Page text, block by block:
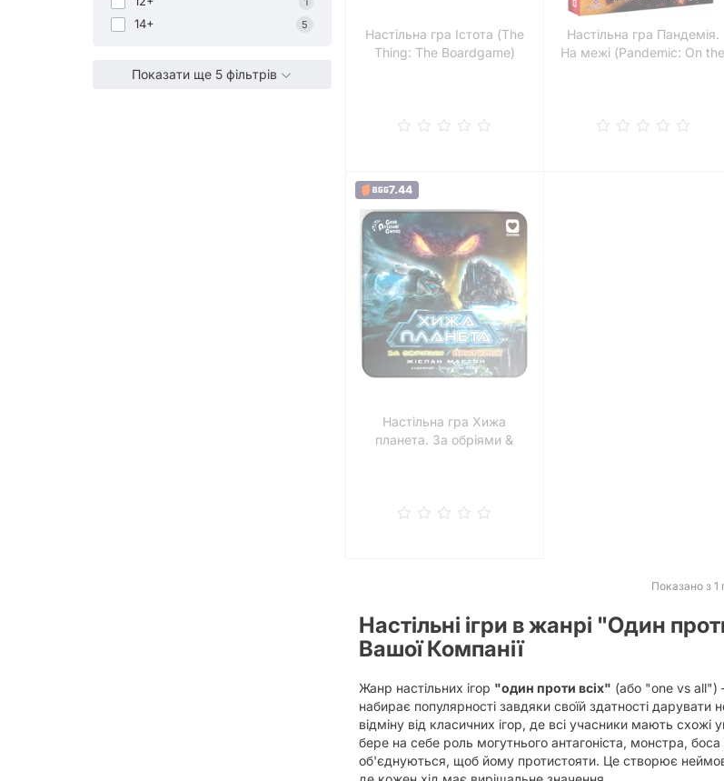
14+ 5
Показати ще 5 фільтрів
Настільна гра Істота (The
Thing: The Boardgame)
Настільна гра Пандемія.
На межі (Pandemic: On the
7.44
Настільна гра Хижа
планета. За обріями &
Показано з 1
Настільні ігри в жанрі "Один
Вашої Компанії
Жанр настільних ігор "один проти всіх" (або "one vs all")
набирає популярності завдяки своїй здатності дарувати
відміну від класичних ігор, де всі учасники мають схожі
бере на себе роль могутнього антагоніста, монстра,
об'єднуються, щоб йому протистояти. Це створює